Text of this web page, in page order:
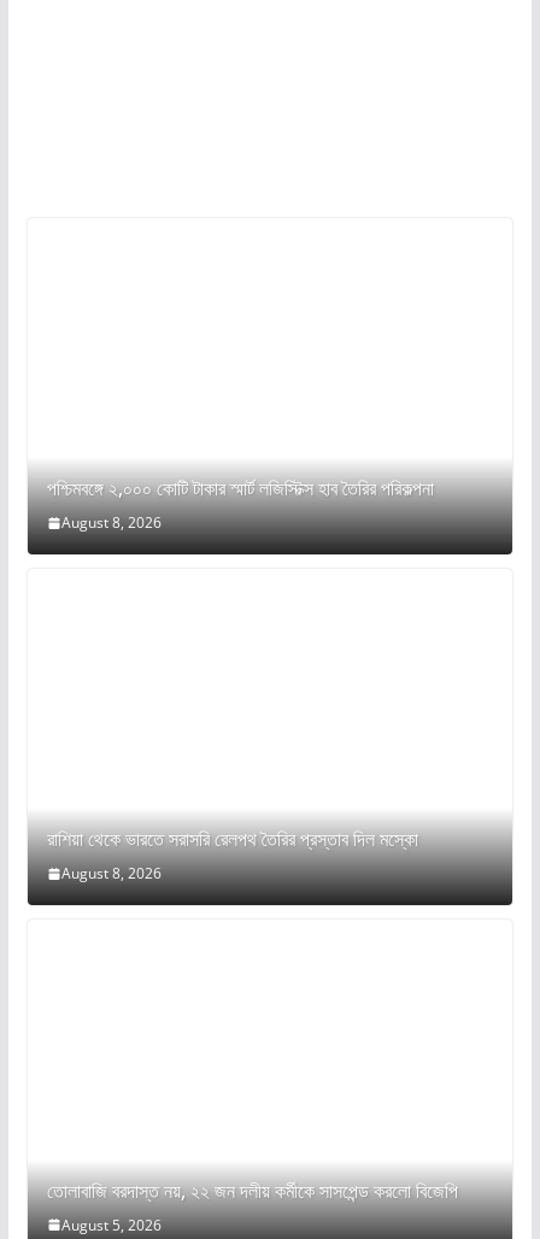
পশ্চিমবঙ্গে ২,০০০ কোটি টাকার স্মার্ট লজিস্টিক্স হাব তৈরির পরিকল্পনা
August 8, 2026
রাশিয়া থেকে ভারতে সরাসরি রেলপথ তৈরির প্রস্তাব দিল মস্কো
August 8, 2026
তোলাবাজি বরদাস্ত নয়, ২২ জন দলীয় কর্মীকে সাসপেন্ড করলো বিজেপি
August 5, 2026